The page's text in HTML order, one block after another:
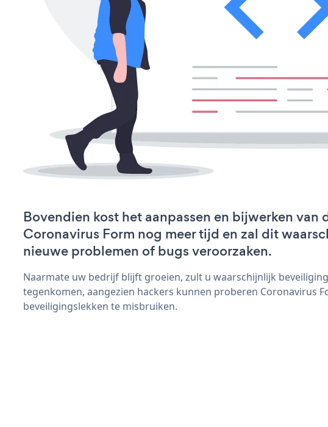
Bovendien kost het aanpassen en bijwerken van
Coronavirus Form nog meer tijd en zal dit
nieuwe problemen of bugs veroorzaken.
Naarmate uw bedrijf blijft groeien, zult u waarschijnlijk
tegenkomen, aangezien hackers kunnen proberen Coronavirus
beveiligingslekken te misbruiken.